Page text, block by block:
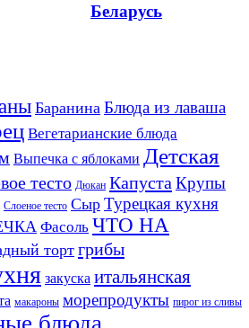
Беларусь
Баранина Блюда из лаваша
Вегетарианские блюда
Выпечка с яблоками Детская
тесто Дюкан Капуста Крупы
Слоеное тесто Сыр Турецкая кухня
Фасоль ЧТО НА
тортгрибы
закуска итальянская
макароны морепродукты пирог из сливы